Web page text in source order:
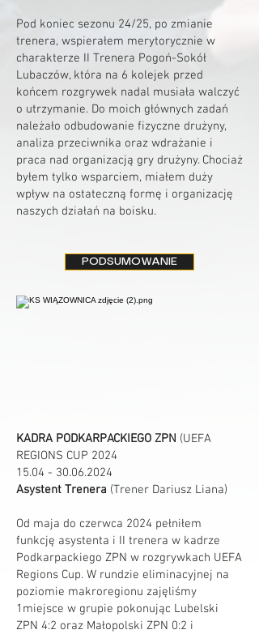
Pod koniec sezonu 24/25, po zmianie
trenera, wspierałem merytorycznie w
charakterze II Trenera Pogoń-Sokół
Lubaczów, która na 6 kolejek przed
końcem rozgrywek nadal musiała walczyć
o utrzymanie. Do moich głównych zadań
należało odbudowanie fizyczne drużyny,
analiza przeciwnika oraz wdrażanie i
praca nad organizacją gry drużyny. Chociaż
byłem tylko wsparciem, miałem duży
wpływ na ostateczną formę i organizację
naszych działań na boisku.
PODSUMOWANIE
KADRA PODKARPACKIEGO ZPN (UEFA
REGIONS CUP 2024
15.04 - 30.06.2024
Asystent Trenera (Trener Dariusz Liana)
Od maja do czerwca 2024 pełniłem
funkcję asystenta i II trenera w kadrze
Podkarpackiego ZPN w rozgrywkach UEFA
Regions Cup. W rundzie eliminacyjnej na
poziomie makroregionu zajęliśmy
1miejsce w grupie pokonując Lubelski
ZPN 4:2 oraz Małopolski ZPN 0:2 i